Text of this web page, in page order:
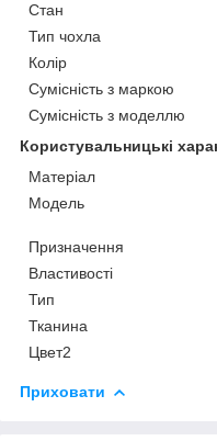
Стан
Тип чохла
Колір
Сумісність з маркою
Сумісність з моделлю
Користувальницькі
Матеріал
Модель
Призначення
Властивості
Тип
Тканина
Цвет2
Приховати